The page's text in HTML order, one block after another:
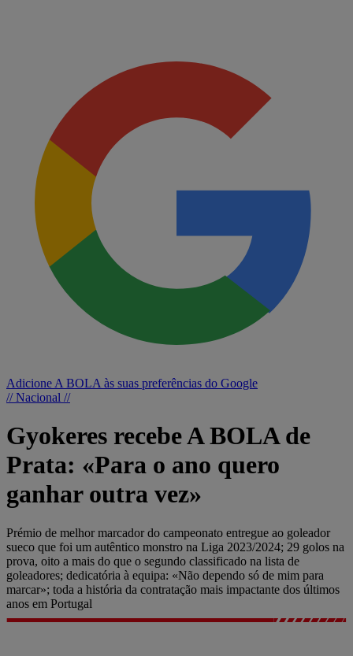
Adicione A BOLA às suas preferências do Google
// Nacional //
Gyokeres recebe A BOLA de
Prata: «Para o ano quero
ganhar outra vez»
Prémio de melhor marcador do campeonato entregue ao goleador
sueco que foi um autêntico monstro na Liga 2023/2024; 29 golos na
prova, oito a mais do que o segundo classificado na lista de
goleadores; dedicatória à equipa: «Não dependo só de mim para
marcar»; toda a história da contratação mais impactante dos últimos
anos em Portugal